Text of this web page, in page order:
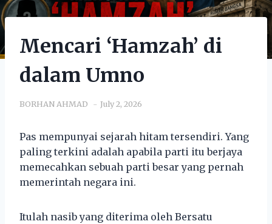
Mencari ‘Hamzah’ di
dalam Umno
BORHAN AHMAD July 2, 2026
Pas mempunyai sejarah hitam tersendiri. Yang
paling terkini adalah apabila parti itu berjaya
memecahkan sebuah parti besar yang pernah
memerintah negara ini.
Itulah nasib yang diterima oleh Bersatu